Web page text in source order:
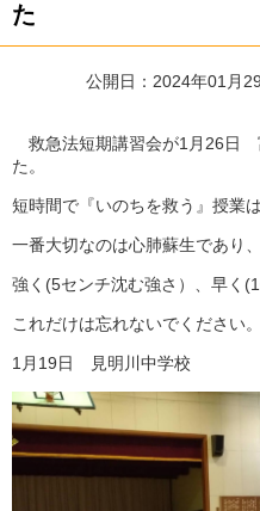
た
公開日：2024年01月
救急法短期講習会が1月26日
た。
短時間で『いのちを救う』授業
一番大切なのは心肺蘇生であり
強く(5センチ沈む強さ）、早く
これだけは忘れないでください。
1月19日 見明川中学校